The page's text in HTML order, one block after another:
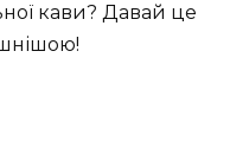
кави? Давай це